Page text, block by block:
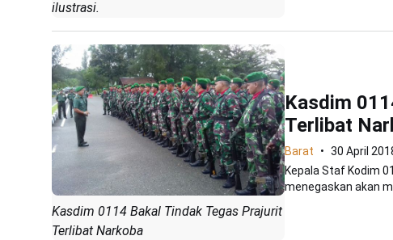
ilustrasi.
Kasdim 0114 Bakal Tindak Tegas Prajurit
Terlibat Narkoba
Kasdim
Terlibat
Barat
30 April
Kepala Staf Kodim
menegaskan akan